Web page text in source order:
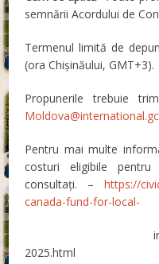
semnării Acordului de
Termenul limită de
(ora Chișinăului, GMT+3).
Propunerile trebuie
Pentru mai multe
costuri eligibile
consultați. – https://
canada-fund-for-local-
initiatives-cfli-
2025.html